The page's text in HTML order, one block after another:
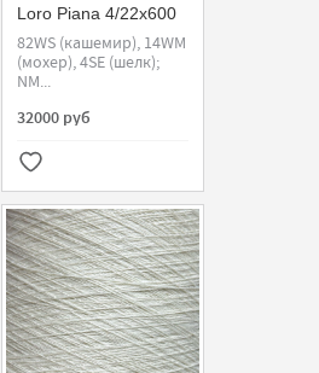
Loro Piana 4/22x600
82WS (кашемир), 14WM
(мохер), 4SE (шелк);
NM...
32000 руб